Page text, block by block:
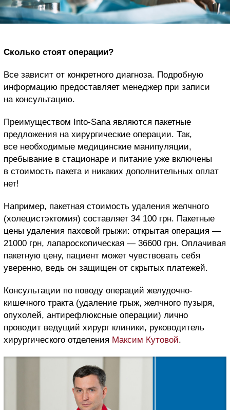
Сколько стоят операции?
Все зависит от конкретного диагноза. Подробную
информацию предоставляет менеджер при записи
на консультацию.
Преимуществом Into-Sana являются пакетные
предложения на хирургические операции. Так,
все необходимые медицинские манипуляции,
пребывание в стационаре и питание уже включены
в стоимость пакета и никаких дополнительных оплат
нет!
Например, пакетная стоимость удаления желчного
(холецистэктомия) составляет 34 100 грн. Пакетные
цены удаления паховой грыжи: открытая операция —
21000 грн, лапароскопическая — 36600 грн. Оплачивая
пакетную цену, пациент может чувствовать себя
уверенно, ведь он защищен от скрытых платежей.
Консультации по поводу операций желудочно-
кишечного тракта (удаление грыж, желчного пузыря,
опухолей, антирефлюксные операции) лично
проводит ведущий хирург клиники, руководитель
хирургического отделения Максим Кутовой.